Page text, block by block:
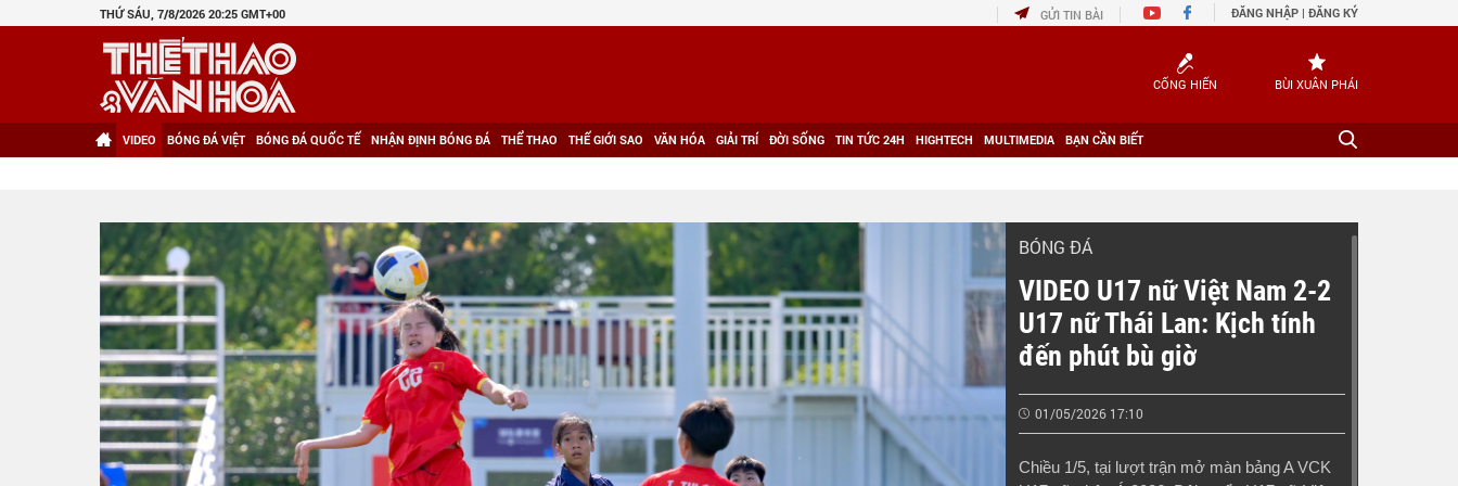
THỨ SÁU, 7/8/2026 20:25 GMT+00 GỬI TIN BÀI ĐĂNG NHẬP | ĐĂNG KÝ
CỐNG HIẾN BÙI XUÂN PHÁI
VIDEO BÓNG ĐÁ VIỆT BÓNG ĐÁ QUỐC TẾ NHẬN ĐỊNH BÓNG ĐÁ THỂ THAO THẾ GIỚI SAO VĂN HÓA GIẢI TRÍ ĐỜI SỐNG TIN TỨC 24H HIGHTECH MULTIMEDIA BẠN CẦN BIẾT
BÓNG ĐÁ
VIDEO U17 nữ Việt Nam 2-2
U17 nữ Thái Lan: Kịch tính
đến phút bù giờ
01/05/2026 17:10
Chiều 1/5, tại lượt trận mở màn bảng A VCK